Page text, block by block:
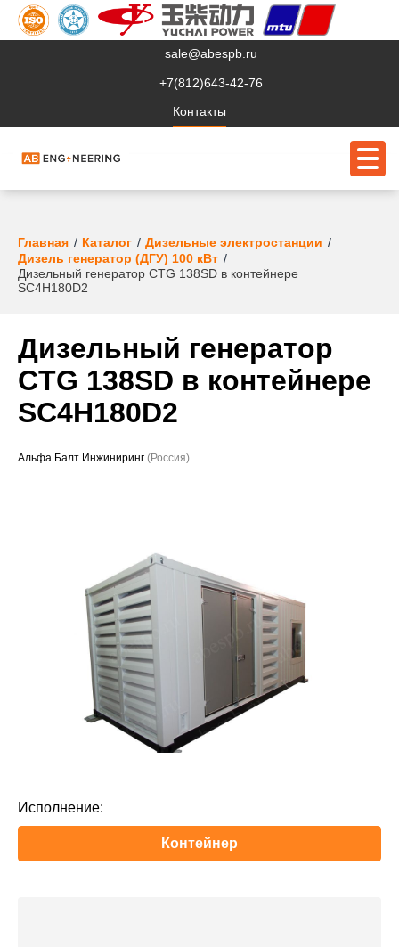
sale@abespb.ru
+7(812)643-42-76
Контакты
О компании
Клиентам
Сервис
Судовое ЭО
Проекты
Главная Каталог
Дизельные электростанции
Дизель генератор (ДГУ) 100 кВт
Дизельный генератор CTG 138SD в контейнере
SC4H180D2
Дизельный генератор
CTG 138SD в контейнере
SC4H180D2
Альфа Балт Инжиниринг (Россия)
Исполнение:
Контейнер